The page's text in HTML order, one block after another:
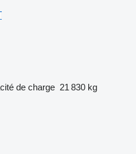
de charge 21 830 kg